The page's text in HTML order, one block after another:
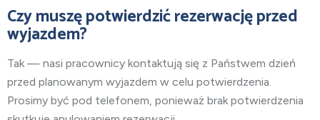
Czy muszę potwierdzić rezerwację przed
wyjazdem?
Tak — nasi pracownicy kontaktują się z Państwem dzień
przed planowanym wyjazdem w celu potwierdzenia.
Prosimy być pod telefonem, ponieważ brak potwierdzenia